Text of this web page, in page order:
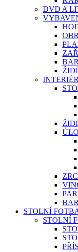
DVD A
STOLNÍ
STOLNÍ